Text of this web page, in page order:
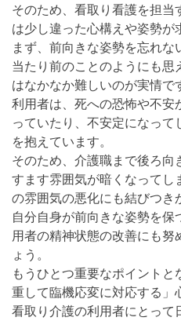
そのため、看取り看護を担当
は少し違った心構えや姿勢が
まず、前向きな姿勢を忘れな
当たり前のことのようにも
はなかなか難しいのが実情で
利用者は、死への恐怖や不安
っていたり、不安定になっ
を抱えています。
そのため、介護職まで後ろ向
すます雰囲気が暗くなって
の雰囲気の悪化にも結びつき
自分自身が前向きな姿勢を
用者の精神状態の改善にも努
ょう。
もうひとつ重要なポイント
重して臨機応変に対応する」
看取り介護の利用者にとって